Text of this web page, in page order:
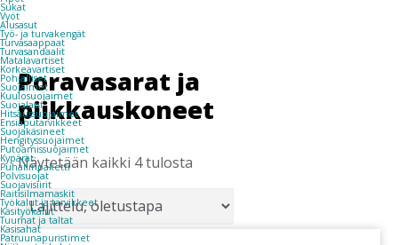
Sukat
Vyöt
Alusasut
Työ- ja turvakengät
Turvasaappaat
Turvasandaalit
Matalavartiset
Korkeavartiset
Pohjalliset
Suojaimet
Kuulosuojaimet
Suojalasit
Hitsaussuojaimet
Ensiaputarvikkeet
Suojakäsineet
Hengityssuojaimet
Putoamissuojaimet
Kypärät
Puhallinpaketti
Polvisuojat
Suojavisiirit
Raitisilmamaskit
Työkalut ja tarvikkeet
Käsityökalut
Tuurnat ja taltat
Käsisahat
Patruunapuristimet
Poravasarat ja
piikkauskoneet
Näytetään kaikki 4 tulosta